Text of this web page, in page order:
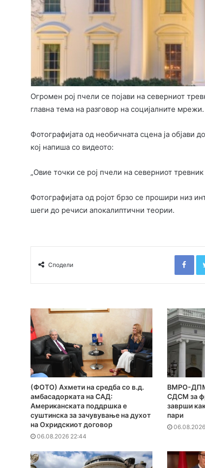
Огромен рој пчели се појави на северниот
главна тема на разговор на социјалните мрежи.
Фотографијата од необичната сцена ја објави
кој напиша со видеото:
„Овие точки се рој пчели на северниот
Фотографијата од ројот брзо се прошири низ
шеги до речиси апокалиптични теории.
Сподели
(ФОТО) Ахмети на средба со в.д.
амбасадорката на САД:
Американската поддршка е
суштинска за зачувување на духот
на Охридскиот договор
06.08.2026 22:44
ВМРО-
СДСМ за
заврши
пари